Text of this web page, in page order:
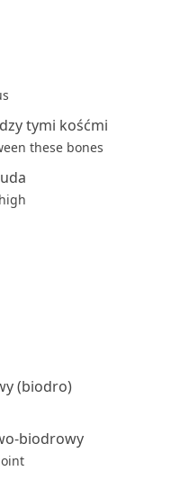
tymi kośćmi
these bones
(biodro)
biodrowy